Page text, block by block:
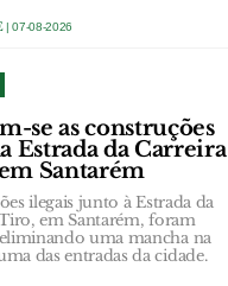
| 07-08-2026
se as construções
Estrada da Carreira
Santarém
ilegais junto à Estrada da
em Santarém, foram
uma mancha na
das entradas da cidade.